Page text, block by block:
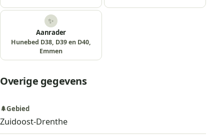
✨
Aanrader
Hunebed D38, D39 en D40,
Emmen
Overige gegevens
🌲Gebied
Zuidoost-Drenthe